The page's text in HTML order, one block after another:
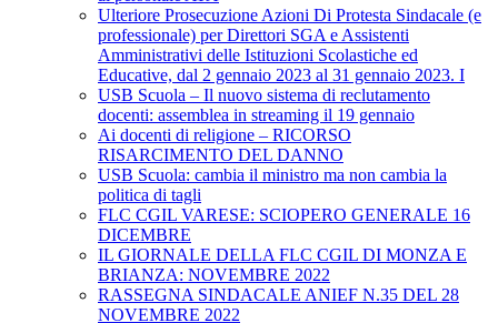
Ulteriore Prosecuzione Azioni Di Protesta Sindacale (e
professionale) per Direttori SGA e Assistenti
Amministrativi delle Istituzioni Scolastiche ed
Educative, dal 2 gennaio 2023 al 31 gennaio 2023. I
USB Scuola – Il nuovo sistema di reclutamento
docenti: assemblea in streaming il 19 gennaio
Ai docenti di religione – RICORSO
RISARCIMENTO DEL DANNO
USB Scuola: cambia il ministro ma non cambia la
politica di tagli
FLC CGIL VARESE: SCIOPERO GENERALE 16
DICEMBRE
IL GIORNALE DELLA FLC CGIL DI MONZA E
BRIANZA: NOVEMBRE 2022
RASSEGNA SINDACALE ANIEF N.35 DEL 28
NOVEMBRE 2022